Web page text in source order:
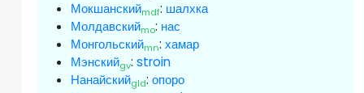
Мокшанскийmdf: шалхка
Молдавскийmo: нас
Монгольскийmn:хамар
Мэнскийgv:stroin
Нанайскийgld:опоро